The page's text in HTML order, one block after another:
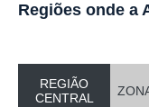
Regiões onde a
REGIÃO
CENTRAL